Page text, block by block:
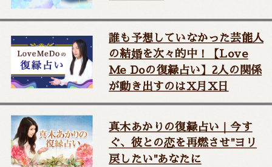
誰も予想していなかった芸能人
の結婚を次々的中！【Love
Me Doの復縁占い】2人の関係
が動き出すのはX月X日
真木あかりの復縁占い｜今す
ぐ、彼との恋を再燃させ"ヨリ
戻したい"あなたに